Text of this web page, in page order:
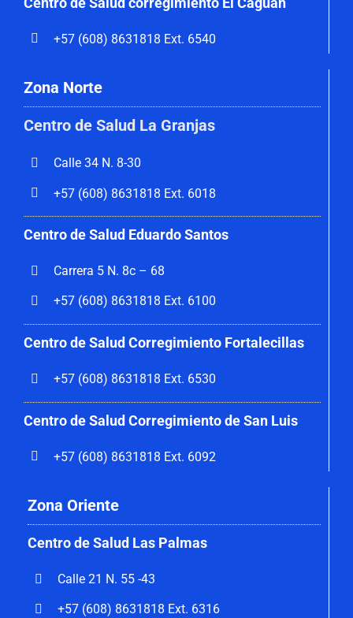
+57 (608) 8631818 Ext. 6540
Zona Norte
Centro de Salud La Granjas
Calle 34 N. 8-30
+57 (608) 8631818 Ext. 6018
Centro de Salud Eduardo Santos
Carrera 5 N. 8c – 68
+57 (608) 8631818 Ext. 6100
Centro de Salud Corregimiento Fortalecillas
+57 (608) 8631818 Ext. 6530
Centro de Salud Corregimiento de San Luis
+57 (608) 8631818 Ext. 6092
Zona Oriente
Centro de Salud Las Palmas
Calle 21 N. 55 -43
+57 (608) 8631818 Ext. 6316